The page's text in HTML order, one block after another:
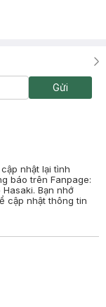
Gửi
nhật lại tình
báo trên Fanpage:
Bạn nhớ
cập nhật thông tin